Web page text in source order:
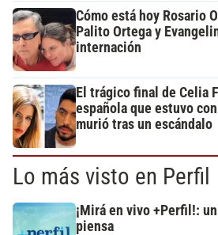
Cómo está hoy Rosario
Palito Ortega y
internación
El trágico final de Celia
española que estuvo
murió tras un escándalo
Lo más visto en Perfil
¡Mirá en vivo +Perfil!:
piensa